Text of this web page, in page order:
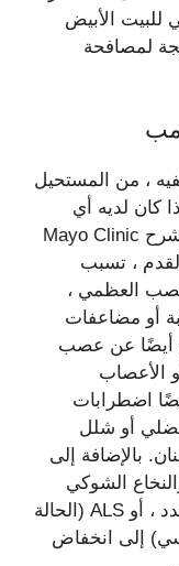
للبيت الأبيض
لمصافحة
، من المستحيل
كان لديه أي
ظروف صحية غير معلنة. ومع ذلك ، تشرح Mayo Clinic
، تسبب
العظمي ،
أو مضاعفات
أيضًا عن عصب
الأعصاب
اضطرابات
أو شلل
بالإضافة إلى
الشوكي
مثل السكتة الدماغية ، والتصلب المتعدد ، أو ALS (الحالة
إلى انخفاض